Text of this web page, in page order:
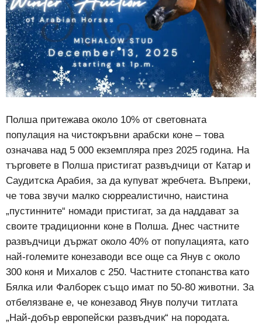
Полша притежава около 10% от световната
популация на чистокръвни арабски коне – това
означава над 5 000 екземпляра през 2025 година. На
търговете в Полша пристигат развъдчици от Катар и
Саудитска Арабия, за да купуват жребчета. Въпреки,
че това звучи малко сюрреалистично, наистина
„пустинните“ номади пристигат, за да наддават за
своите традиционни коне в Полша. Днес частните
развъдчици държат около 40% от популацията, като
най-големите конезаводи все още са Янув с около
300 коня и Михалов с 250. Частните стопанства като
Бялка или Фалборек също имат по 50-80 животни. За
отбелязване е, че конезавод Янув получи титлата
„Най-добър европейски развъдчик“ на породата.